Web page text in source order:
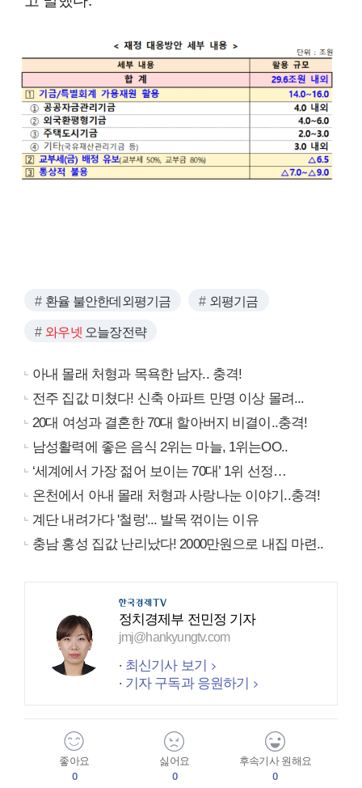
환율 불안한데외평기금 외평기금
와우넷 오늘장전략
아내 몰래 처형과 목욕한 남자.. 충격!
전주 집값 미쳤다! 신축 아파트 만명 이상 몰려...
20대 여성과 결혼한 70대 할아버지 비결이..충격!
남성활력에 좋은 음식 2위는 마늘, 1위는OO..
‘세계에서 가장 젊어 보이는 70대’ 1위 선정…
온천에서 아내 몰래 처형과 사랑나눈 이야기..충격!
계단 내려가다 '철렁'... 발목 꺾이는 이유
충남 홍성 집값 난리났다! 2000만원으로 내집 마련..
정치경제부 전민정 기자
jmj@hankyungtv.com
최신기사 보기
기자 구독과 응원하기
좋아요
0
싫어요
0
후속기사 원해요
0